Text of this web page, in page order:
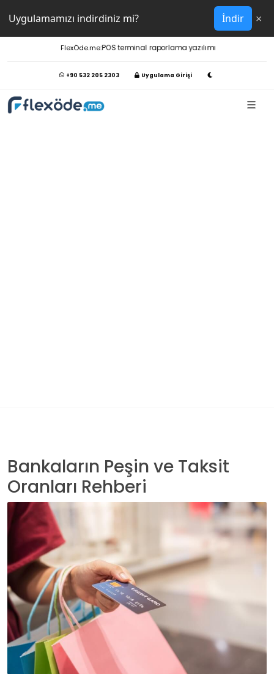
Uygulamamızı indirdiniz mi? İndir ×
FlexÖde.me:POS terminal raporlama yazılımı
+90 532 205 2303 Uygulama Girişi
Bankaların Peşin ve Taksit
Oranları Rehberi